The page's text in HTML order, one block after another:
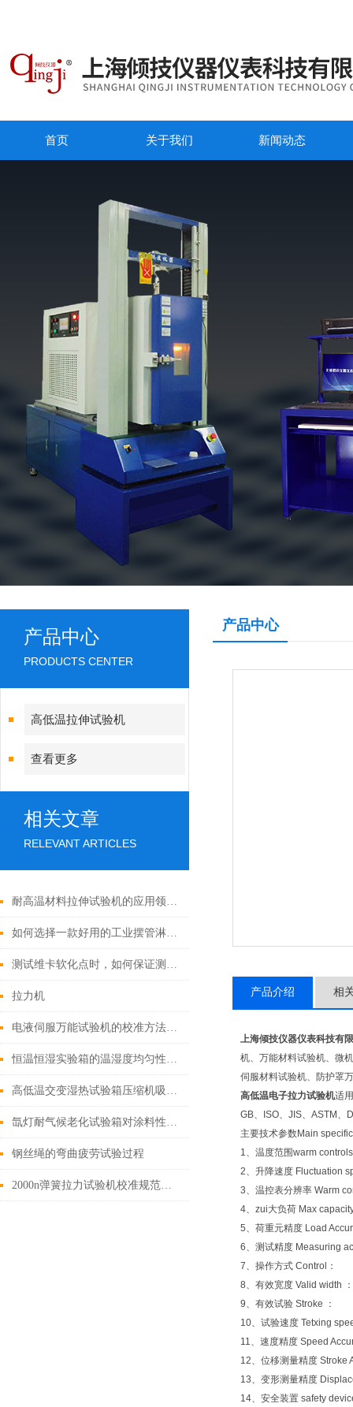
首页 关于我们 新闻动态
产品中心
PRODUCTS CENTER
高低温拉伸试验机
查看更多
相关文章
RELEVANT ARTICLES
耐高温材料拉伸试验机的应用领域有哪些？
如何选择一款好用的工业摆管淋雨试验机？
测试维卡软化点时，如何保证测试结果的准确性？
拉力机
电液伺服万能试验机的校准方法与周期
恒温恒湿实验箱的温湿度均匀性是如何保证的？
高低温交变湿热试验箱压缩机吸气温度如何确定?
氙灯耐气候老化试验箱对涂料性能测试的影响
钢丝绳的弯曲疲劳试验过程
2000n弹簧拉力试验机校准规范与注意事项
产品中心
产品介绍 相
上海倾技仪器仪表科技有
机、万能材料试验机、微
伺服材料试验机、防护罩
高低温电子拉力试验机适
GB、ISO、JIS、ASTM、
主要技术参数Main
1、温度范围warm
2、升降速度
3、温控表分辨率 Warm
4、zui大负荷 Max
5、荷重元精度 Load
6、测试精度 Measuring
7、操作方式 Control
8、有效宽度 Valid
9、有效试验 Stroke
10、试验速度 Tetxing
11、速度精度 Speed
12、位移测量精度 Stroke
13、变形测量精度
14、安全装置 safety